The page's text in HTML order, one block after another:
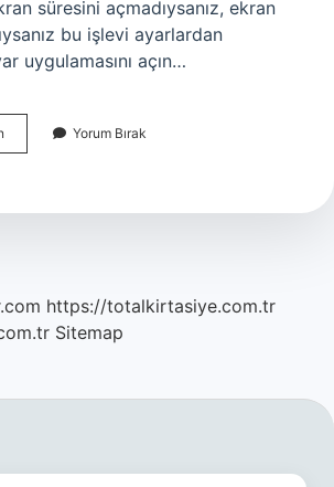
süresini açmadıysanız, ekran
bu işlevi ayarlardan
uygulamasını açın…
Saati
Yorum Bırak
https://totalkirtasiye.com.tr
Sitemap